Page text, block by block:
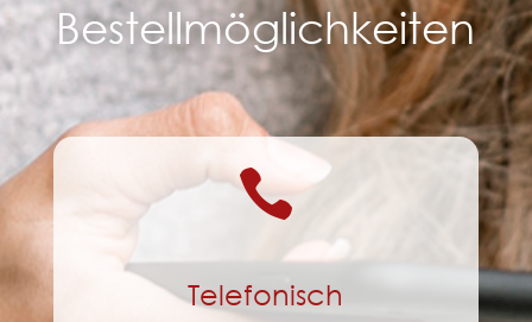
Bestellmöglichkeiten

Telefonisch